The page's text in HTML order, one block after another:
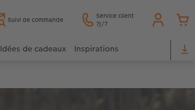
Suivi de commande
Service client
7j/7
Idées de cadeaux Inspirations